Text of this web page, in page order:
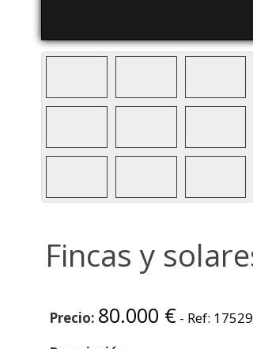
Fincas y
Precio: 80.000 € - Ref: